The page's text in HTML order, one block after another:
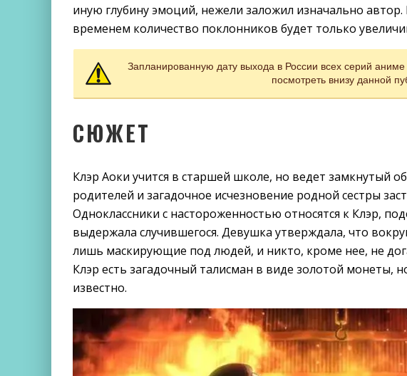
иную глубину эмоций, нежели заложил изначально автор.
временем количество поклонников будет только
Запланированную дату выхода в России всех серий
посмотреть внизу данной
СЮЖЕТ
Клэр Аоки учится в старшей школе, но ведет замкнутый
родителей и загадочное исчезновение родной сестры
Одноклассники с настороженностью относятся к Клэр,
выдержала случившегося. Девушка утверждала, что
лишь маскирующие под людей, и никто, кроме нее, не
Клэр есть загадочный талисман в виде золотой монеты,
известно.